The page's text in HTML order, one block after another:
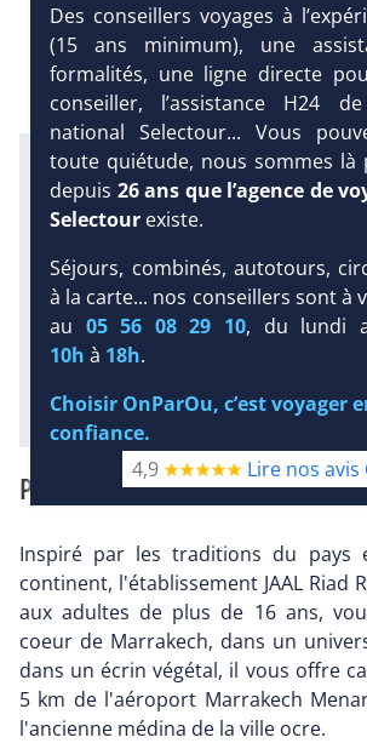
Infos météo :
32 °C
6 mm
Équipement :
3 km
Infos golfs :
11 dont le plus proche à 2.5 km de
l'hôtel
Diaporama
PRÉSENTATION
Inspiré par les traditions du pays
continent, l'établissement JAAL Riad
aux adultes de plus de 16 ans,
coeur de Marrakech, dans un
dans un écrin végétal, il vous offre
5 km de l'aéroport Marrakech
l'ancienne médina de la ville ocre.
Des conseillers voyages à
(15 ans minimum), une
formalités, une ligne directe
conseiller, l’assistance H24
national Selectour... Vous
toute quiétude, nous sommes là
depuis 26 ans que l’agence de
Selectour existe.
Séjours, combinés, autotours,
à la carte... nos conseillers sont à
au 05 56 08 29 10, du lundi
10h à 18h.
Choisir OnParOu, c’est voyager
confiance.
4,9
Lire nos avis